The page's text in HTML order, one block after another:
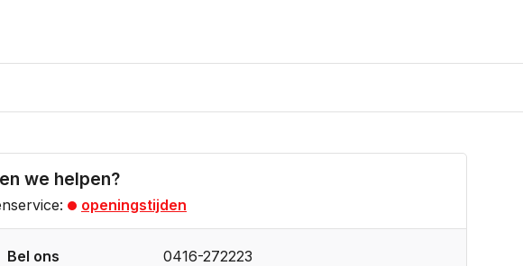
we helpen?
openingstijden
Bel ons 0416-272223